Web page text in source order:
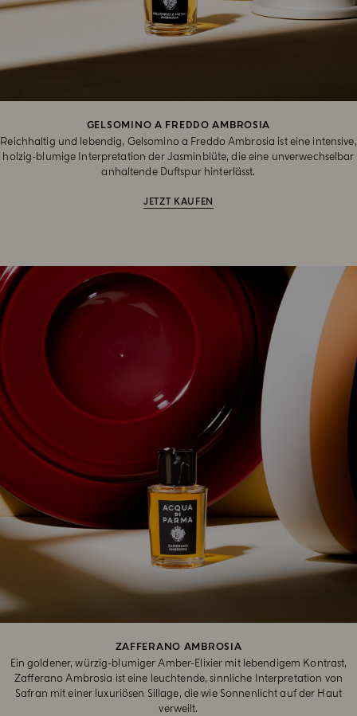
GELSOMINO A FREDDO AMBROSIA
Reichhaltig und lebendig, Gelsomino a Freddo Ambrosia ist eine intensive,
holzig-blumige Interpretation der Jasminblüte, die eine unverwechselbar
anhaltende Duftspur hinterlässt.
JETZT KAUFEN
ZAFFERANO AMBROSIA
Ein goldener, würzig-blumiger Amber-Elixier mit lebendigem Kontrast,
Zafferano Ambrosia ist eine leuchtende, sinnliche Interpretation von
Safran mit einer luxuriösen Sillage, die wie Sonnenlicht auf der Haut
verweilt.